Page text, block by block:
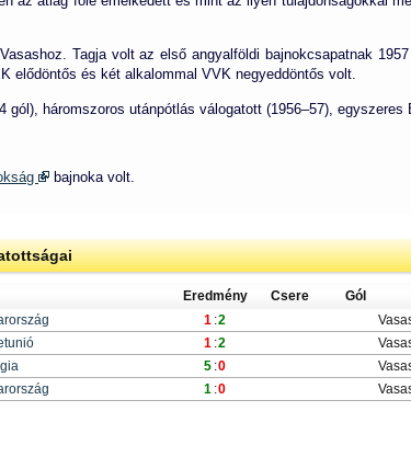
Tagja volt az első angyalföldi bajnokcsapatnak
elődöntős és két alkalommal VVK negyeddöntős volt.
háromszoros utánpótlás válogatott (1956–57), egyszeres
bajnoka volt.
Eredmény Csere Gól
1 :2
1 :2
5 :0
1 :0